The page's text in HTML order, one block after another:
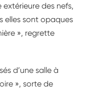
des nefs,
elles sont opaques
», regrette
d’une salle à
», sorte de